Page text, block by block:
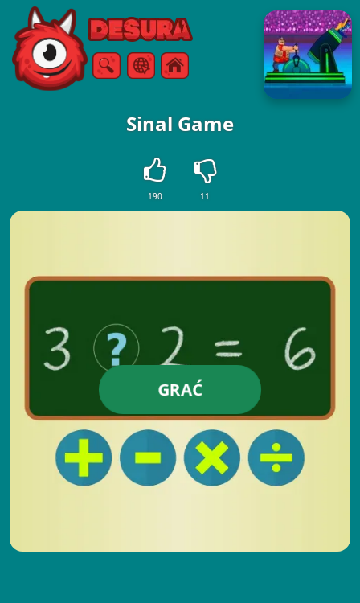
Free Online Games
SzukajMenu
Sinal Game
190 11
GRAĆ